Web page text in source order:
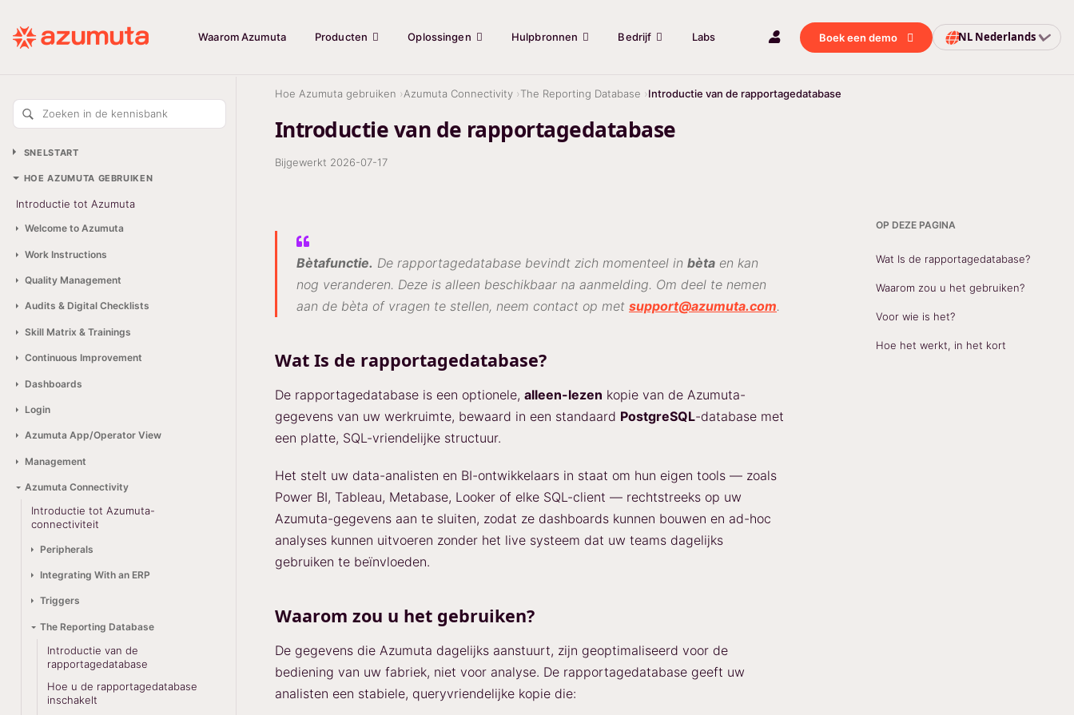
Waarom Azumuta Producten Oplossingen Hulpbronnen Bedrijf Labs Boek een demo NL Nederlands
Zoeken in de kennisbank
SNELSTART
HOE AZUMUTA GEBRUIKEN
Introductie tot Azumuta
Welcome to Azumuta
Work Instructions
Quality Management
Audits & Digital Checklists
Skill Matrix & Trainings
Continuous Improvement
Dashboards
Login
Azumuta App/Operator View
Management
Azumuta Connectivity
Introductie tot Azumuta-
connectiviteit
Peripherals
Integrating With an ERP
Triggers
The Reporting Database
Introductie van de
rapportagedatabase
Hoe u de rapportagedatabase
inschakelt
Hoe Azumuta gebruiken Azumuta Connectivity The Reporting Database Introductie van de rapportagedatabase
Introductie van de rapportagedatabase
Bijgewerkt 2026-07-17
Bètafunctie. De rapportagedatabase bevindt zich momenteel in bèta en kan
nog veranderen. Deze is alleen beschikbaar na aanmelding. Om deel te nemen
aan de bèta of vragen te stellen, neem contact op met support@azumuta.com.
Wat Is de rapportagedatabase?
De rapportagedatabase is een optionele, alleen-lezen kopie van de Azumuta-
gegevens van uw werkruimte, bewaard in een standaard PostgreSQL-database met
een platte, SQL-vriendelijke structuur.
Het stelt uw data-analisten en BI-ontwikkelaars in staat om hun eigen tools — zoals
Power BI, Tableau, Metabase, Looker of elke SQL-client — rechtstreeks op uw
Azumuta-gegevens aan te sluiten, zodat ze dashboards kunnen bouwen en ad-hoc
analyses kunnen uitvoeren zonder het live systeem dat uw teams dagelijks
gebruiken te beïnvloeden.
Waarom zou u het gebruiken?
De gegevens die Azumuta dagelijks aanstuurt, zijn geoptimaliseerd voor de
bediening van uw fabriek, niet voor analyse. De rapportagedatabase geeft uw
analisten een stabiele, queryvriendelijke kopie die:
OP DEZE PAGINA
Wat Is de rapportagedatabase?
Waarom zou u het gebruiken?
Voor wie is het?
Hoe het werkt, in het kort